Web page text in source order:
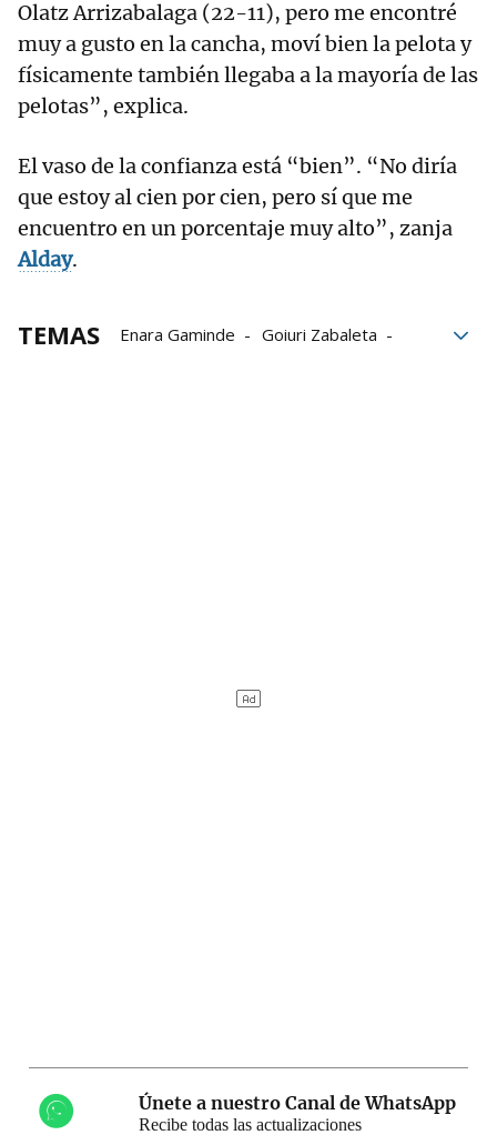
Olatz Arrizabalaga (22-11), pero me encontré
muy a gusto en la cancha, moví bien la pelota y
físicamente también llegaba a la mayoría de las
pelotas”, explica.
El vaso de la confianza está “bien”. “No diría
que estoy al cien por cien, pero sí que me
encuentro en un porcentaje muy alto”, zanja
Alday.
TEMAS Enara Gaminde
Goiuri Zabaleta
Únete a nuestro Canal de WhatsApp
Recibe todas las actualizaciones